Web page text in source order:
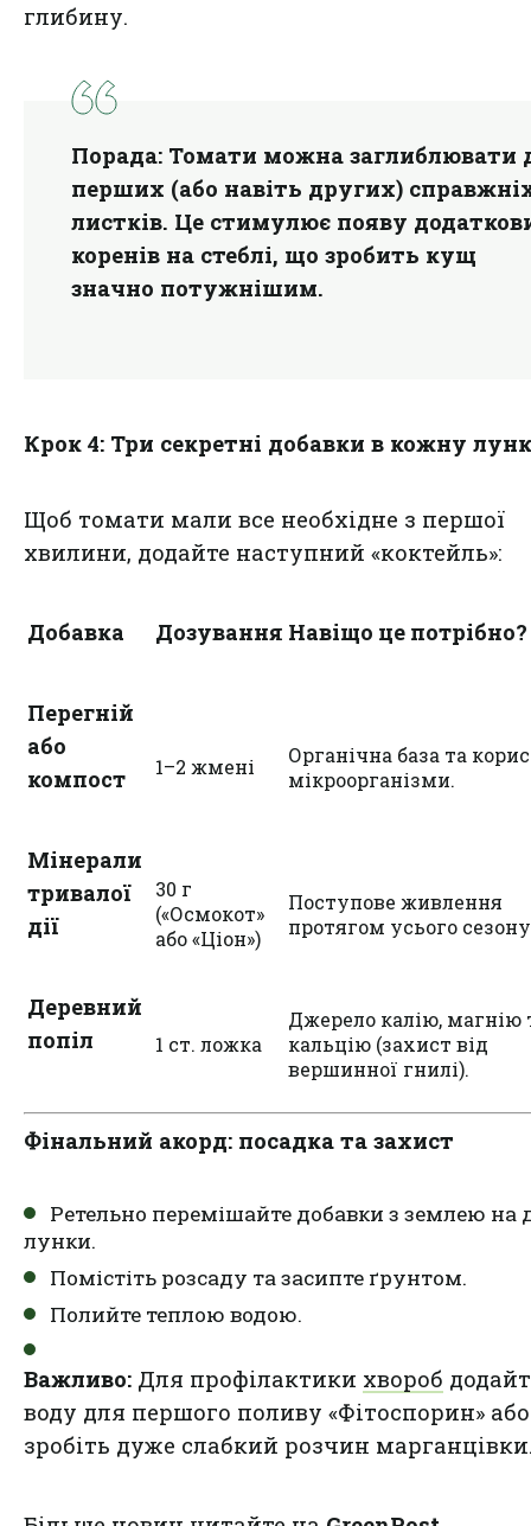
глибину.
Порада: Томати можна заглиблювати
перших (або навіть других)
листків. Це стимулює появу
коренів на стеблі, що зробить кущ
значно потужнішим.
Крок 4: Три секретні добавки в кожну
Щоб томати мали все необхідне з першої
хвилини, додайте наступний «коктейль»:
Добавка Дозування Навіщо це потрібно?
Перегній
або
компост
1–2 жмені
Органічна база та
мікроорганізми.
Мінерали
тривалої
дії
30 г
(«Осмокот»
або «Ціон»)
Поступове живлення
протягом усього
Деревний
попіл
1 ст. ложка
Джерело калію, магнію
кальцію (захист від
вершинної гнилі).
Фінальний акорд: посадка та захист
Ретельно перемішайте добавки з землею на
лунки.
Помістіть розсаду та засипте ґрунтом.
Полийте теплою водою.
Важливо: Для профілактики хвороб
воду для першого поливу «Фітоспорин» або
зробіть дуже слабкий розчин